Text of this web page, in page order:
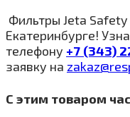
Фильтры Jeta
Екатеринбурге!
телефону +7 (343)
заявку на
С этим товаром